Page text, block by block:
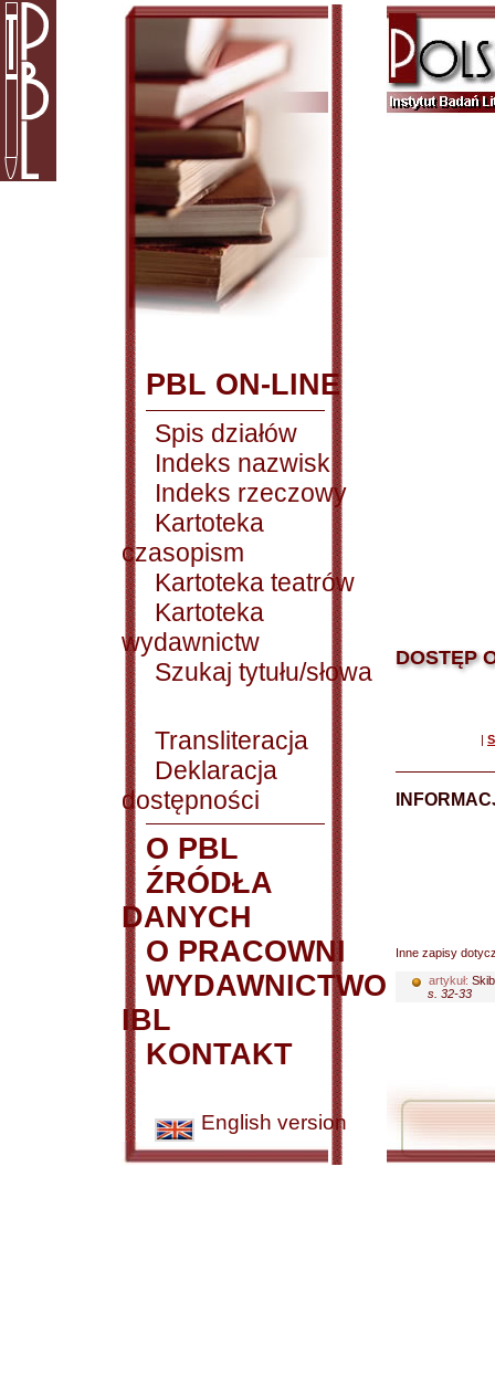
PBL ON-LINE
Spis działów
Indeks nazwisk
Indeks rzeczowy
Kartoteka
czasopism
Kartoteka teatrów
Kartoteka
wydawnictw
Szukaj tytułu/słowa
Transliteracja
Deklaracja
dostępności
O PBL
ŹRÓDŁA
DANYCH
O PRACOWNI
WYDAWNICTWO
IBL
KONTAKT
English version
DOSTĘP
|
Inne zapisy
artykuł:
s. 32-33